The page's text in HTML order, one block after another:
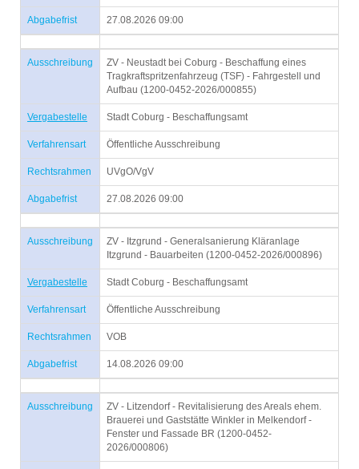
Abgabefrist 27.08.2026 09:00
Ausschreibung
ZV - Neustadt bei Coburg - Beschaffung eines
Tragkraftspritzenfahrzeug (TSF) - Fahrgestell und
Aufbau (1200-0452-2026/000855)
Vergabestelle Stadt Coburg - Beschaffungsamt
Verfahrensart Öffentliche Ausschreibung
Rechtsrahmen UVgO/VgV
Abgabefrist 27.08.2026 09:00
Ausschreibung
ZV - Itzgrund - Generalsanierung Kläranlage
Itzgrund - Bauarbeiten (1200-0452-2026/000896)
Vergabestelle Stadt Coburg - Beschaffungsamt
Verfahrensart Öffentliche Ausschreibung
Rechtsrahmen VOB
Abgabefrist 14.08.2026 09:00
Ausschreibung
ZV - Litzendorf - Revitalisierung des Areals ehem.
Brauerei und Gaststätte Winkler in Melkendorf -
Fenster und Fassade BR (1200-0452-
2026/000806)